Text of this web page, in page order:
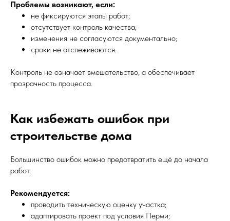
Проблемы возникают, если:
не фиксируются этапы работ;
отсутствует контроль качества;
изменения не согласуются документально;
сроки не отслеживаются.
Контроль не означает вмешательство, а обеспечивает
прозрачность процесса.
Как избежать ошибок при
строительстве дома
Большинство ошибок можно предотвратить ещё до начала
работ.
Рекомендуется:
проводить техническую оценку участка;
адаптировать проект под условия Перми;